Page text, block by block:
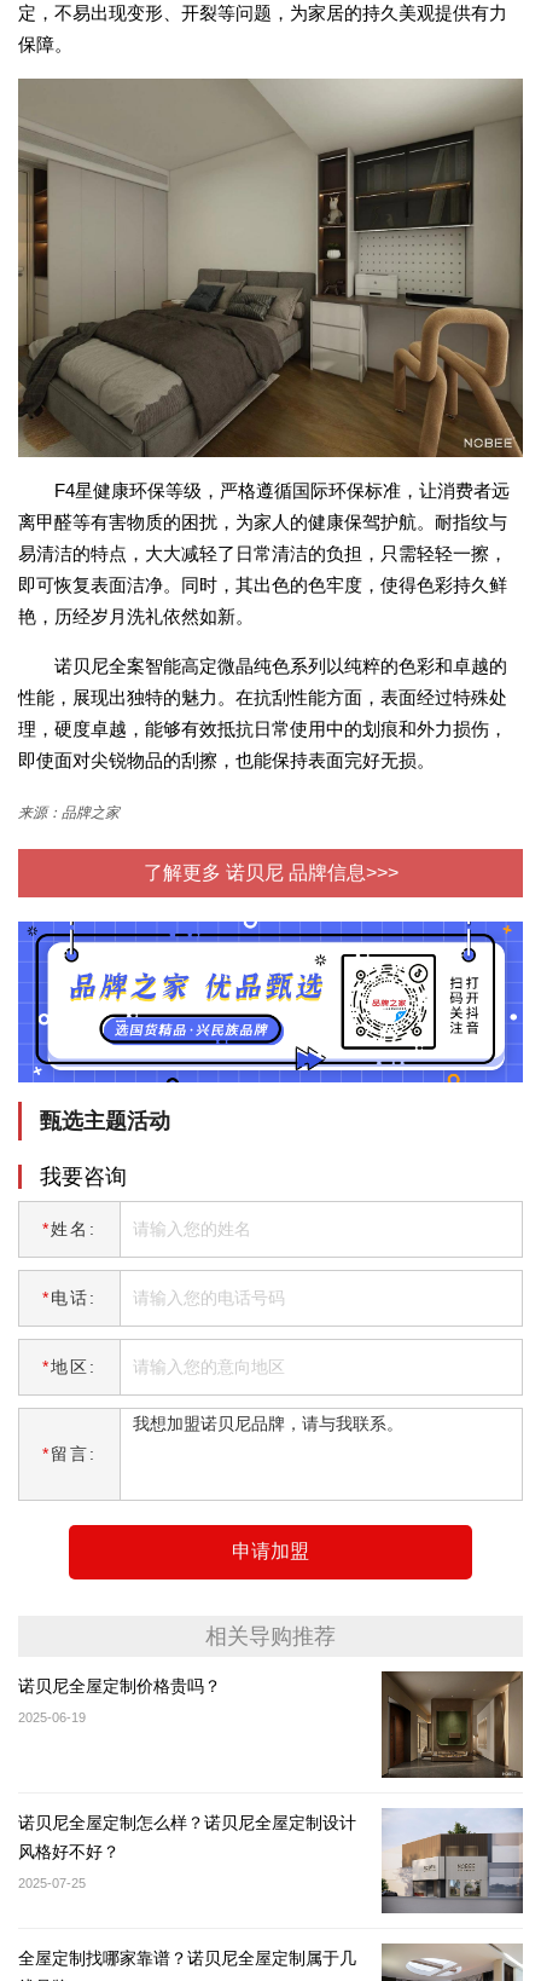
定，不易出现变形、开裂等问题，为家居的持久美观提供有力
保障。
F4星健康环保等级，严格遵循国际环保标准，让消费者远
离甲醛等有害物质的困扰，为家人的健康保驾护航。耐指纹与
易清洁的特点，大大减轻了日常清洁的负担，只需轻轻一擦，
即可恢复表面洁净。同时，其出色的色牢度，使得色彩持久鲜
艳，历经岁月洗礼依然如新。
诺贝尼全案智能高定微晶纯色系列以纯粹的色彩和卓越的
性能，展现出独特的魅力。在抗刮性能方面，表面经过特殊处
理，硬度卓越，能够有效抵抗日常使用中的划痕和外力损伤，
即使面对尖锐物品的刮擦，也能保持表面完好无损。
来源：品牌之家
了解更多 诺贝尼 品牌信息>>>
甄选主题活动
我要咨询
*姓名:
*电话:
*地区:
*留言:
申请加盟
相关导购推荐
诺贝尼全屋定制价格贵吗？
2025-06-19
诺贝尼全屋定制怎么样？诺贝尼全屋定制设计
风格好不好？
2025-07-25
全屋定制找哪家靠谱？诺贝尼全屋定制属于几